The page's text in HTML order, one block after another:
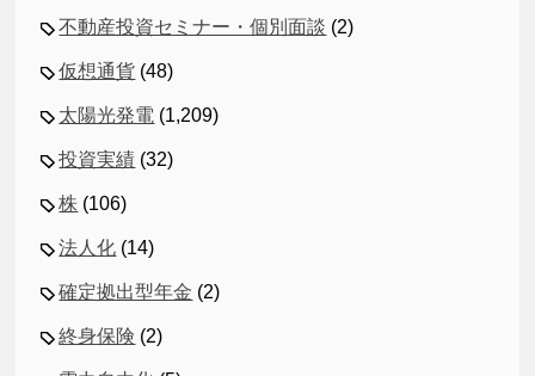
不動産投資セミナー・個別面談 (2)
仮想通貨 (48)
太陽光発電 (1,209)
投資実績 (32)
株 (106)
法人化 (14)
確定拠出型年金 (2)
終身保険 (2)